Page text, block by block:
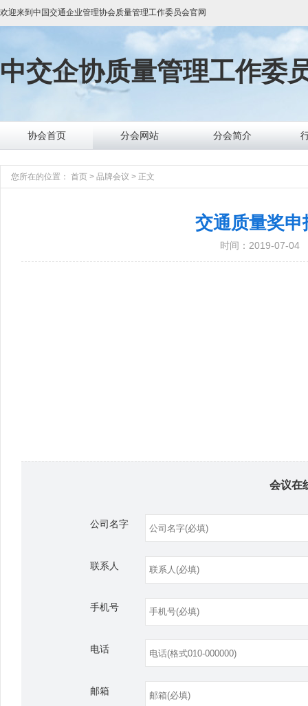
欢迎来到 中国交通企业管理协会质量管理工作委员会官网
中交企协质量管理工作委
协会首页 分会网站 分会简介
您所在的位置： 首页 > 品牌会议 > 正文
交通质量奖
时间：2019-07-04
会议在
公司名字
联系人
手机号
电话
邮箱